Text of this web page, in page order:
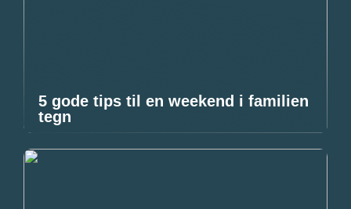
5 gode tips til en weekend i familien
tegn